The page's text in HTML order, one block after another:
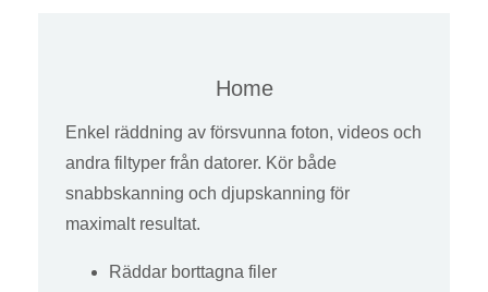
Home
Enkel räddning av försvunna foton, videos och
andra filtyper från datorer. Kör både
snabbskanning och djupskanning för
maximalt resultat.
Räddar borttagna filer